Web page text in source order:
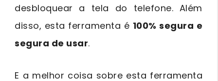
desbloquear a tela do telefone. Além
disso, esta ferramenta é 100% segura e
segura de usar.
E a melhor coisa sobre esta ferramenta